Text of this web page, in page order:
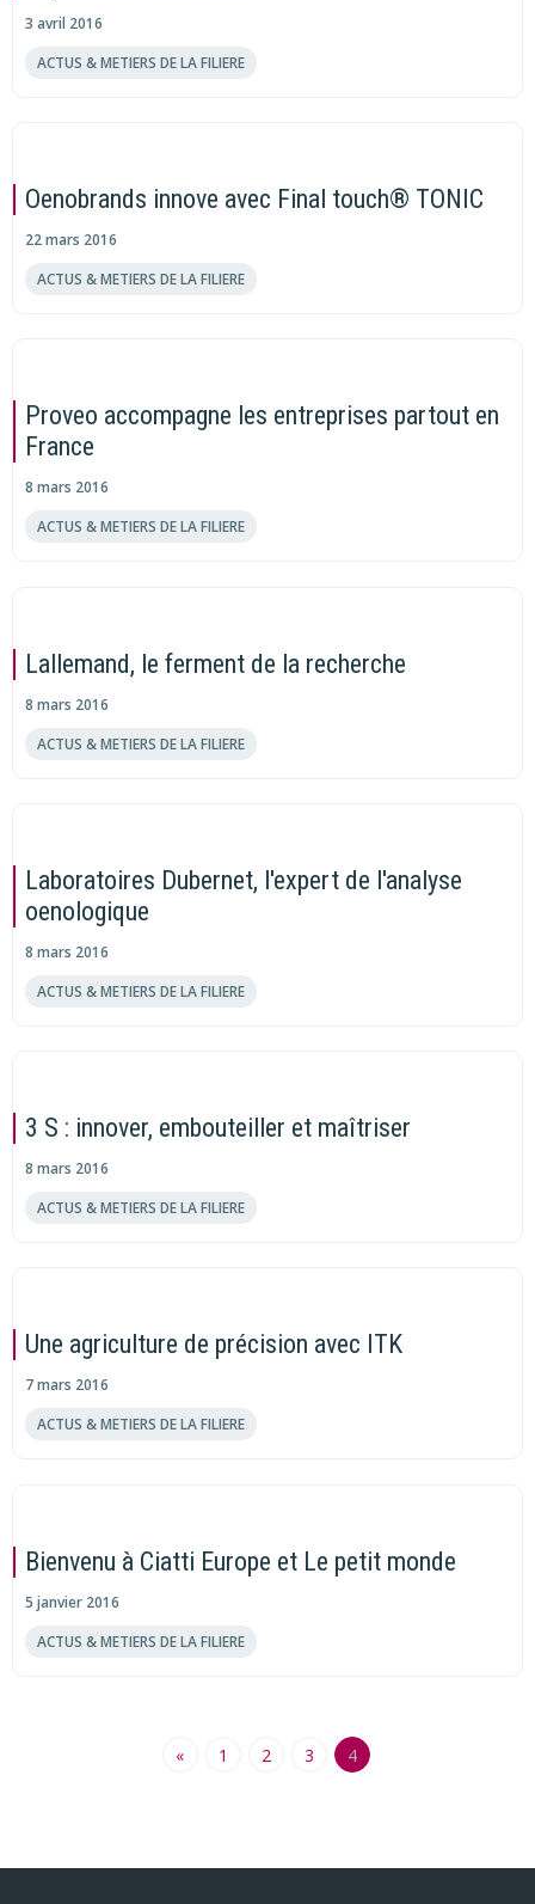
3 avril 2016
ACTUS & METIERS DE LA FILIERE
Oenobrands innove avec Final touch® TONIC
22 mars 2016
ACTUS & METIERS DE LA FILIERE
Proveo accompagne les entreprises partout en
France
8 mars 2016
ACTUS & METIERS DE LA FILIERE
Lallemand, le ferment de la recherche
8 mars 2016
ACTUS & METIERS DE LA FILIERE
Laboratoires Dubernet, l'expert de l'analyse
oenologique
8 mars 2016
ACTUS & METIERS DE LA FILIERE
3 S : innover, embouteiller et maîtriser
8 mars 2016
ACTUS & METIERS DE LA FILIERE
Une agriculture de précision avec ITK
7 mars 2016
ACTUS & METIERS DE LA FILIERE
Bienvenu à Ciatti Europe et Le petit monde
5 janvier 2016
ACTUS & METIERS DE LA FILIERE
« 1 2 3 4